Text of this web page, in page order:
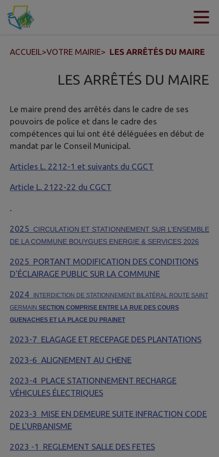
Contenu
ACCUEIL>VOTRE MAIRIE> LES ARRÊTÉS DU MAIRE
LES ARRÊTÉS DU MAIRE
Le maire prend des arrêtés dans le cadre de ses
pouvoirs de police et dans le cadre des
compétences qui lui ont été déléguées en début de
mandat par le Conseil Municipal.
Articles L. 2212-1 et suivants du CGCT
Article L. 2122-22 du CGCT
2025 CIRCULATION ET STATIONNEMENT SUR L’ENSEMBLE
DE LA COMMUNE BOUYGUES ENERGIE & SERVICES 2026
2025 PORTANT MODIFICATION DES CONDITIONS
D'ÉCLAIRAGE PUBLIC SUR LA COMMUNE
2024
INTERDICTION DE STATIONNEMENT BILATÉRAL ROUTE SAINT
GERMAIN SECTION COMPRISE ENTRE LA RUE DES COURS
GUENACHES ET LA PLACE DU PRAINET
2023-7 ELAGAGE ET RECEPAGE DES PLANTATIONS
2023-6 ALIGNEMENT AU CHENE
2023-4 PLACE STATIONNEMENT RECHARGE
VÉHICULES ÉLECTRIQUES
2023-3 MISE EN DEMEURE SUITE INFRACTION CODE
DE L'URBANISME
2023 -1 REGLEMENT SALLE DES FETES